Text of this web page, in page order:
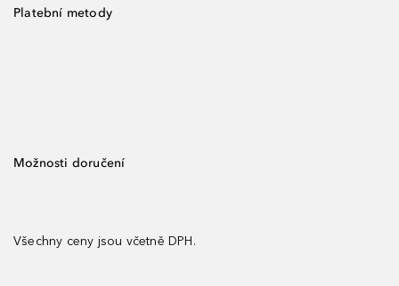
Platební metody
Možnosti doručení
Všechny ceny jsou včetně DPH.